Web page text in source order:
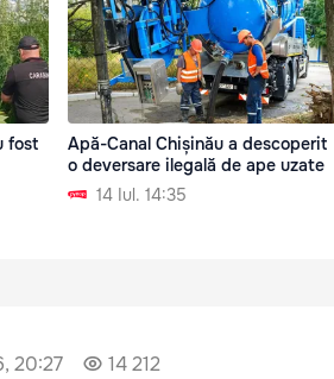
fost
Apă-Canal Chișinău a descoperit
o deversare ilegală de ape uzate
14 Iul. 14:35
20:27 14 212